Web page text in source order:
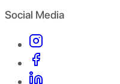
Social Media